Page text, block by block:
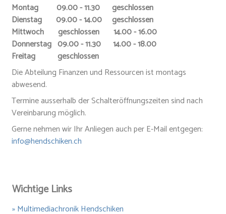
Montag 09.00 - 11.30 geschlossen
Dienstag 09.00 - 14.00 geschlossen
Mittwoch geschlossen 14.00 - 16.00
Donnerstag 09.00 - 11.30 14.00 - 18.00
Freitag geschlossen
Die Abteilung Finanzen und Ressourcen ist montags
abwesend.
Termine ausserhalb der Schalteröffnungszeiten sind nach
Vereinbarung möglich.
Gerne nehmen wir Ihr Anliegen auch per E-Mail entgegen:
info@hendschiken.ch
Wichtige Links
» Multimediachronik Hendschiken